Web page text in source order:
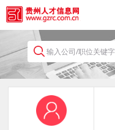
输入公司/职位关键字